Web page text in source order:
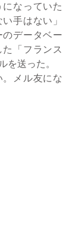
なっていた
手はない」
データベー
「フランス
を送った。
。メル友にな